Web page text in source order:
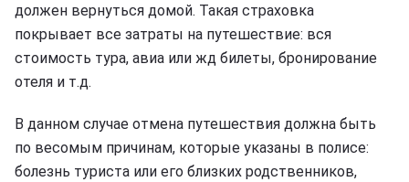
должен вернуться домой. Такая страховка
покрывает все затраты на путешествие: вся
стоимость тура, авиа или жд билеты, бронирование
отеля и т.д.
В данном случае отмена путешествия должна быть
по весомым причинам, которые указаны в полисе:
болезнь туриста или его близких родственников,